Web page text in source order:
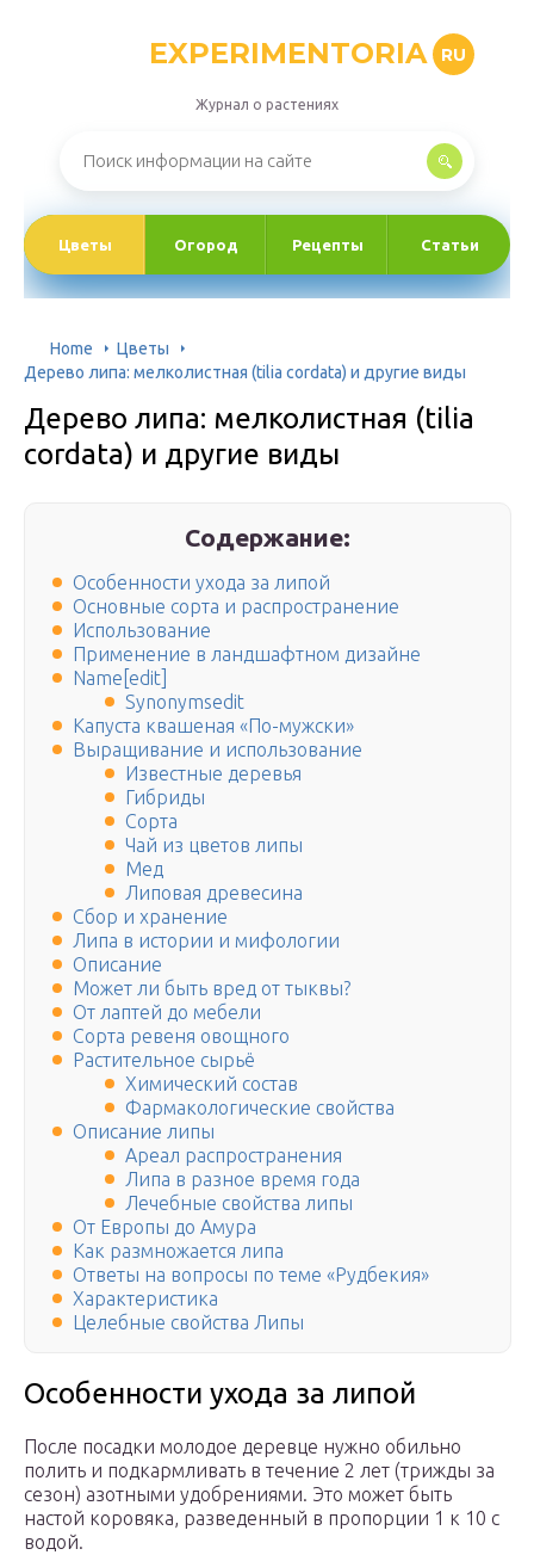
EXPERIMENTORIA RU
Журнал о растениях
Цветы Огород Рецепты Статьи
Home
Цветы
Дерево липа: мелколистная (tilia cordata) и другие виды
Дерево липа: мелколистная (tilia
cordata) и другие виды
Содержание:
Особенности ухода за липой
Основные сорта и распространение
Использование
Применение в ландшафтном дизайне
Name[edit]
Synonymsedit
Капуста квашеная «По-мужски»
Выращивание и использование
Известные деревья
Гибриды
Сорта
Чай из цветов липы
Мед
Липовая древесина
Сбор и хранение
Липа в истории и мифологии
Описание
Может ли быть вред от тыквы?
От лаптей до мебели
Сорта ревеня овощного
Растительное сырьё
Химический состав
Фармакологические свойства
Описание липы
Ареал распространения
Липа в разное время года
Лечебные свойства липы
От Европы до Амура
Как размножается липа
Ответы на вопросы по теме «Рудбекия»
Характеристика
Целебные свойства Липы
Особенности ухода за липой
После посадки молодое деревце нужно обильно
полить и подкармливать в течение 2 лет (трижды за
сезон) азотными удобрениями. Это может быть
настой коровяка, разведенный в пропорции 1 к 10 с
водой.